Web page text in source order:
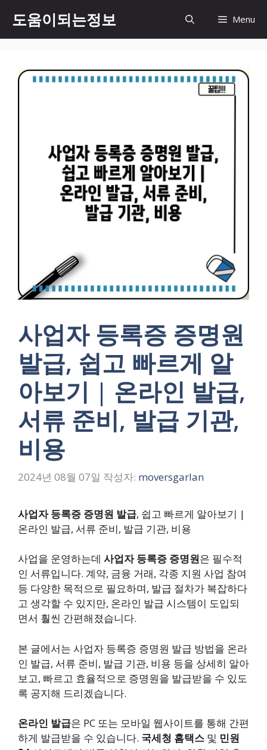
츠
도움이되는정보 Menu
사업자 등록증 증명원
발급, 쉽고 빠르게 알
아보기 | 온라인 발급,
서류 준비, 발급 기관,
비용
2024년 08월 07일 작성자: moversgarlan
사업자 등록증 증명원 발급, 쉽고 빠르게 알아보기 |
온라인 발급, 서류 준비, 발급 기관, 비용
사업을 운영하는데 사업자 등록증 증명원은 필수적
인 서류입니다. 계약, 금융 거래, 각종 지원 사업 참여
등 다양한 목적으로 필요하며, 발급 절차가 복잡하다
고 생각할 수 있지만, 온라인 발급 시스템이 도입되
면서 훨씬 간편해졌습니다.
본 글에서는 사업자 등록증 증명원 발급 방법을 온라
인 발급, 서류 준비, 발급 기관, 비용 등을 상세히 알아
보고, 빠르고 효율적으로 증명원을 발급받을 수 있도
록 공지해 드리겠습니다.
온라인 발급은 PC 또는 모바일 웹사이트를 통해 간편
하게 발급받을 수 있습니다. 국세청 홈택스 및 민원